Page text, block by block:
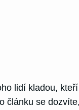
lidí kladou,
se